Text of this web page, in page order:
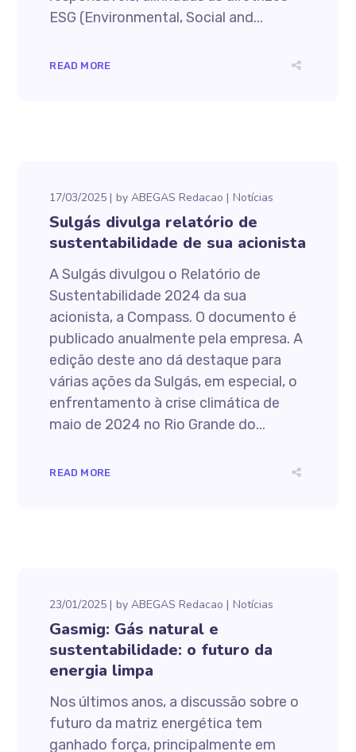
ESG (Environmental, Social and...
READ MORE
17/03/2025 byABEGAS Redacao Notícias
Sulgás divulga relatório de
sustentabilidade de sua acionista
A Sulgás divulgou o Relatório de
Sustentabilidade 2024 da sua
acionista, a Compass. O documento é
publicado anualmente pela empresa. A
edição deste ano dá destaque para
várias ações da Sulgás, em especial, o
enfrentamento à crise climática de
maio de 2024 no Rio Grande do...
READ MORE
23/01/2025 byABEGAS Redacao Notícias
Gasmig: Gás natural e
sustentabilidade: o futuro da
energia limpa
Nos últimos anos, a discussão sobre o
futuro da matriz energética tem
ganhado força, principalmente em